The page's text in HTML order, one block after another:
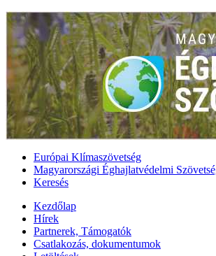
Európai Klímaszövetség
Magyarországi Éghajlatvédelmi
Keresés
Kezdőlap
Hírek
Partnerek, Támogatók
Csatlakozás, dokumentumok